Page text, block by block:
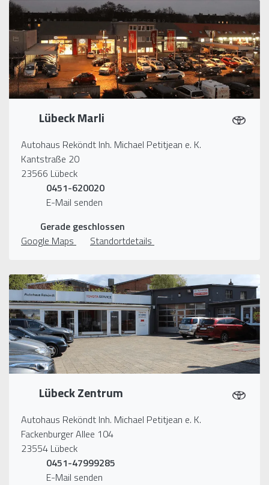
Lübeck Marli
Autohaus Reköndt Inh. Michael Petitjean e. K.
Kantstraße 20
23566 Lübeck
0451-620020
E-Mail senden
Gerade geschlossen
Google Maps
Standortdetails
Lübeck Zentrum
Autohaus Reköndt Inh. Michael Petitjean e. K.
Fackenburger Allee 104
23554 Lübeck
0451-47999285
E-Mail senden